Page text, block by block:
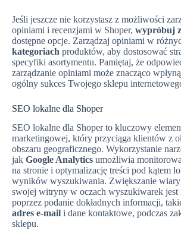
Jeśli jeszcze nie korzystasz z możliwości
opiniami i recenzjami w Shoper, wypróbuj
dostępne opcje. Zarządzaj opiniami w
kategoriach produktów, aby dostosować
specyfiki asortymentu. Pamiętaj, że
zarządzanie opiniami może znacząco
ogólny sukces Twojego sklepu
SEO lokalne dla Shoper
SEO lokalne dla Shoper to kluczowy
marketingowej, który przyciąga klientów z
obszaru geograficznego. Wykorzystanie
jak Google Analytics umożliwia
na stronie i optymalizację treści pod kątem
wyników wyszukiwania. Zwiększanie
swojej witryny w oczach wyszukiwarek jest
poprzez podanie dokładnych informacji,
adres e-mail i dane kontaktowe, podczas
sklepu.